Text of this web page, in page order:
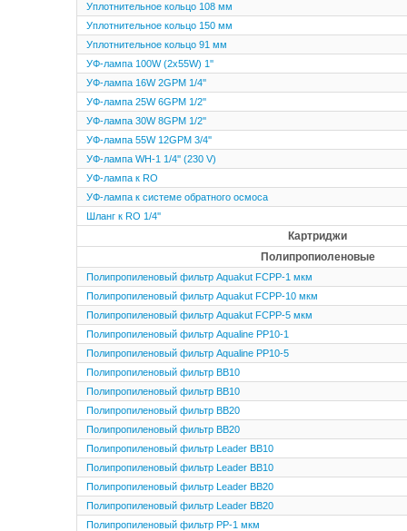
Уплотнительное кольцо 108 мм
Уплотнительное кольцо 150 мм
Уплотнительное кольцо 91 мм
УФ-лампа 100W (2x55W) 1''
УФ-лампа 16W 2GPM 1/4''
УФ-лампа 25W 6GPM 1/2''
УФ-лампа 30W 8GPM 1/2''
УФ-лампа 55W 12GPM 3/4''
УФ-лампа WH-1 1/4'' (230 V)
УФ-лампа к RO
УФ-лампа к системе обратного осмоса
Шланг к RO 1/4''
Картриджи
Полипропиоленовые
Полипропиленовый фильтр Aquakut FCPP-1 мкм
Полипропиленовый фильтр Aquakut FCPP-10 мкм
Полипропиленовый фильтр Aquakut FCPP-5 мкм
Полипропиленовый фильтр Aqualine PP10-1
Полипропиленовый фильтр Aqualine PP10-5
Полипропиленовый фильтр BB10
Полипропиленовый фильтр BB10
Полипропиленовый фильтр BB20
Полипропиленовый фильтр BB20
Полипропиленовый фильтр Leader BB10
Полипропиленовый фильтр Leader BB10
Полипропиленовый фильтр Leader BB20
Полипропиленовый фильтр Leader BB20
Полипропиленовый фильтр PP-1 мкм